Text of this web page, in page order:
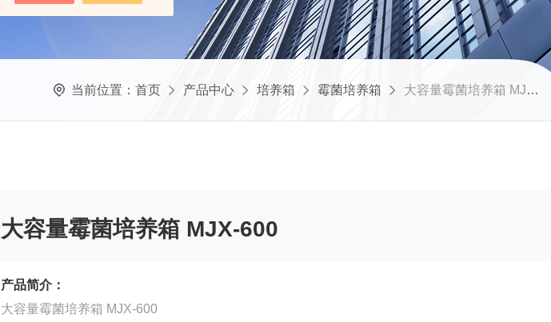
当前位置： 首页 产品中心 培养箱 霉菌培养箱 大容量霉菌培养箱 MJX-600
大容量霉菌培养箱 MJX-600
产品简介：
大容量霉菌培养箱 MJX-600